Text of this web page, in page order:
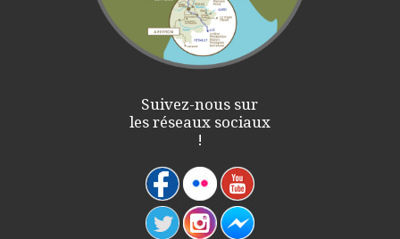
Suivez-nous sur
les réseaux sociaux
!